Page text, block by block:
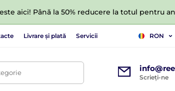
aici! Până la 50% reducere la totul pentru
Livrare și plată Servicii RON
Scrieți-ne